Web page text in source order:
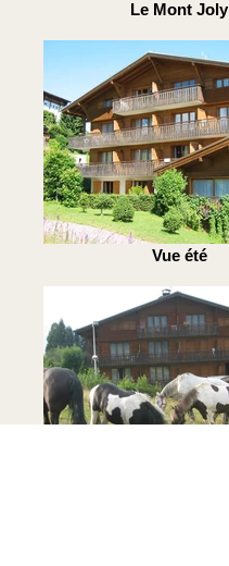
Le Mont Joly
Vue été